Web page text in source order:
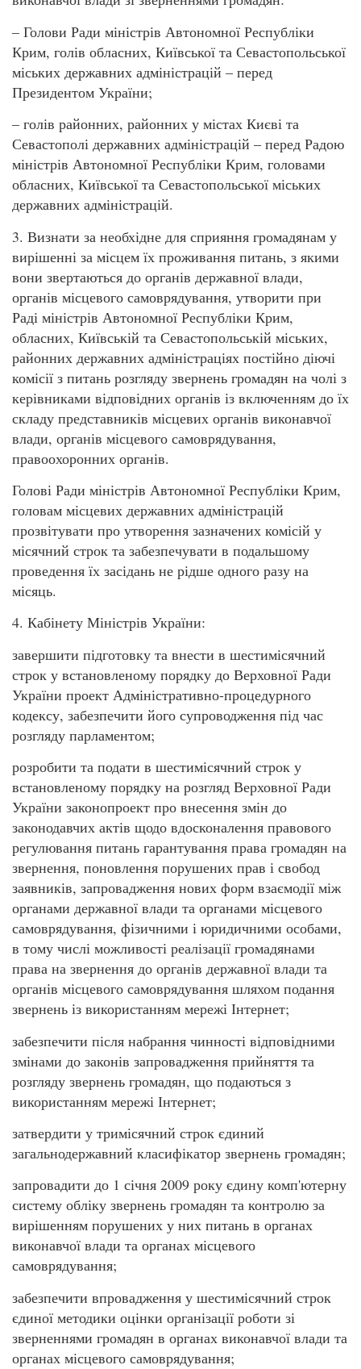
– Голови Ради міністрів Автономної Республіки
Крим, голів обласних, Київської та Севастопольської
міських державних адміністрацій – перед
Президентом України;
– голів районних, районних у містах Києві та
Севастополі державних адміністрацій – перед Радою
міністрів Автономної Республіки Крим, головами
обласних, Київської та Севастопольської міських
державних адміністрацій.
3. Визнати за необхідне для сприяння громадянам у
вирішенні за місцем їх проживання питань, з якими
вони звертаються до органів державної влади,
органів місцевого самоврядування, утворити при
Раді міністрів Автономної Республіки Крим,
обласних, Київській та Севастопольській міських,
районних державних адміністраціях постійно діючі
комісії з питань розгляду звернень громадян на чолі з
керівниками відповідних органів із включенням до їх
складу представників місцевих органів виконавчої
влади, органів місцевого самоврядування,
правоохоронних органів.
Голові Ради міністрів Автономної Республіки Крим,
головам місцевих державних адміністрацій
прозвітувати про утворення зазначених комісій у
місячний строк та забезпечувати в подальшому
проведення їх засідань не рідше одного разу на
місяць.
4. Кабінету Міністрів України:
завершити підготовку та внести в шестимісячний
строк у встановленому порядку до Верховної Ради
України проект Адміністративно-процедурного
кодексу, забезпечити його супроводження під час
розгляду парламентом;
розробити та подати в шестимісячний строк у
встановленому порядку на розгляд Верховної Ради
України законопроект про внесення змін до
законодавчих актів щодо вдосконалення правового
регулювання питань гарантування права громадян на
звернення, поновлення порушених прав і свобод
заявників, запровадження нових форм взаємодії між
органами державної влади та органами місцевого
самоврядування, фізичними і юридичними особами,
в тому числі можливості реалізації громадянами
права на звернення до органів державної влади та
органів місцевого самоврядування шляхом подання
звернень із використанням мережі Інтернет;
забезпечити після набрання чинності відповідними
змінами до законів запровадження прийняття та
розгляду звернень громадян, що подаються з
використанням мережі Інтернет;
затвердити у тримісячний строк єдиний
загальнодержавний класифікатор звернень громадян;
запровадити до 1 січня 2009 року єдину комп'ютерну
систему обліку звернень громадян та контролю за
вирішенням порушених у них питань в органах
виконавчої влади та органах місцевого
самоврядування;
забезпечити впровадження у шестимісячний строк
єдиної методики оцінки організації роботи зі
зверненнями громадян в органах виконавчої влади та
органах місцевого самоврядування;